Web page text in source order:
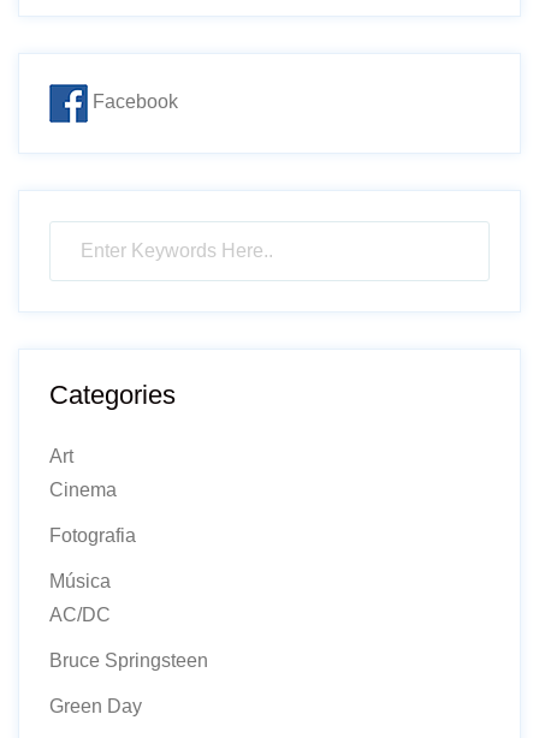
Facebook
Categories
Art
Cinema
Fotografia
Música
AC/DC
Bruce Springsteen
Green Day